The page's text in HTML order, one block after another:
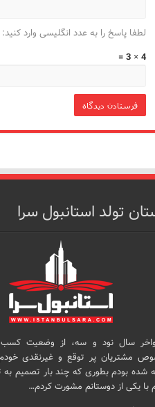
لطفا پاسخ را به عدد انگلیسی وارد کنید:
4 × 3 =
تولد استانبول سرا
سال نود و سه، از وضعیت
مشتریان پر توقع و غیرنقدی
شده بودم بطوری که چند بار تصمیم
با یکی از دوستانم مشورت کردم…